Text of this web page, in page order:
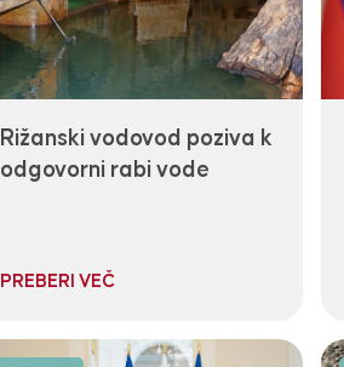
Rižanski vodovod poziva k
odgovorni rabi vode
PREBERI VEČ